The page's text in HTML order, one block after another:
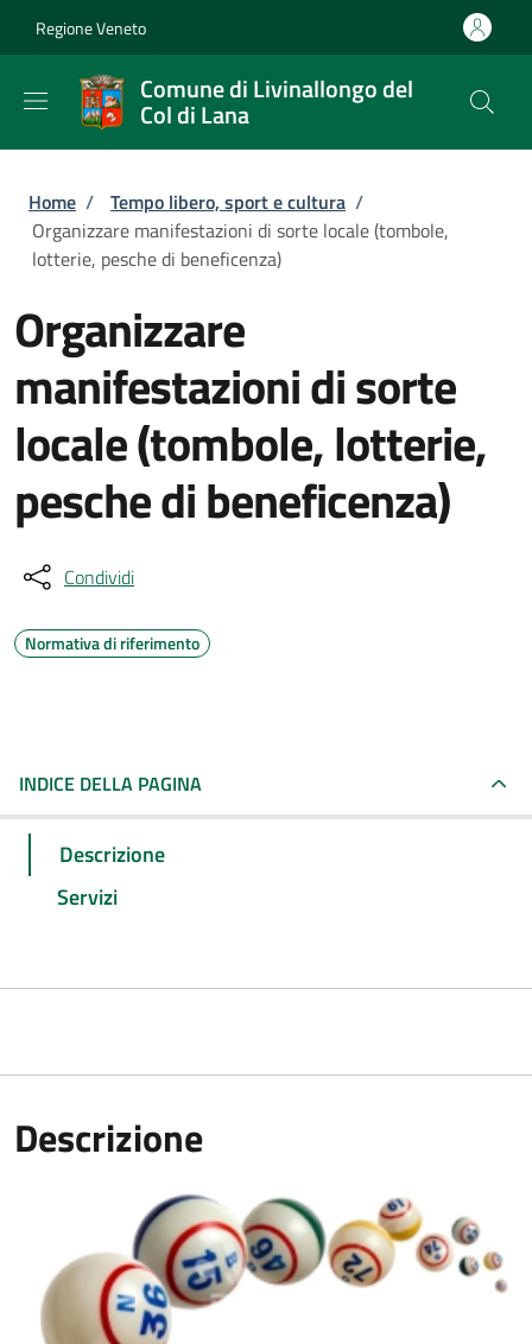
Regione Veneto
Comune di Livinallongo del
Col di Lana
Briciole di pane
Home / Tempo libero, sport e cultura /
Organizzare manifestazioni di sorte locale (tombole,
lotterie, pesche di beneficenza)
Organizzare
manifestazioni di sorte
locale (tombole, lotterie,
pesche di beneficenza)
Condividi
Normativa di riferimento
INDICE DELLA PAGINA
Descrizione
Servizi
Descrizione